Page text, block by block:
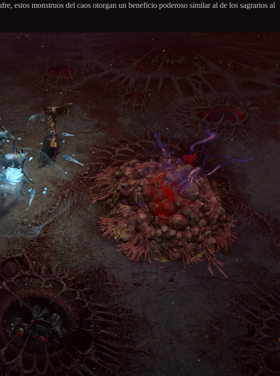
estos monstruos del caos otorgan un beneficio poderoso similar al de los sagrarios al